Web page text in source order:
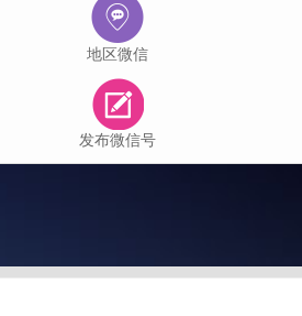
地区微信
发布微信号